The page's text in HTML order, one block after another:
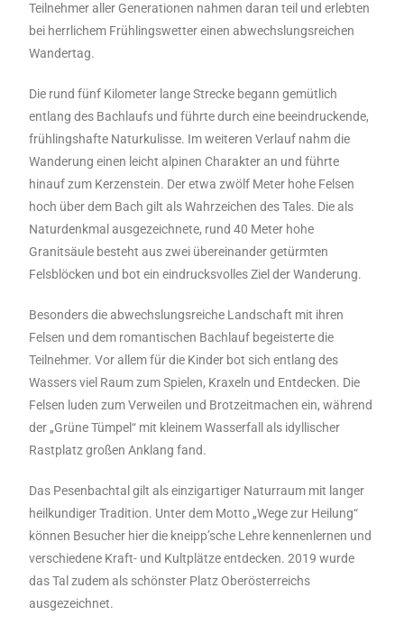
Teilnehmer aller Generationen nahmen daran teil und erlebten
bei herrlichem Frühlingswetter einen abwechslungsreichen
Wandertag.
Die rund fünf Kilometer lange Strecke begann gemütlich
entlang des Bachlaufs und führte durch eine beeindruckende,
frühlingshafte Naturkulisse. Im weiteren Verlauf nahm die
Wanderung einen leicht alpinen Charakter an und führte
hinauf zum Kerzenstein. Der etwa zwölf Meter hohe Felsen
hoch über dem Bach gilt als Wahrzeichen des Tales. Die als
Naturdenkmal ausgezeichnete, rund 40 Meter hohe
Granitsäule besteht aus zwei übereinander getürmten
Felsblöcken und bot ein eindrucksvolles Ziel der Wanderung.
Besonders die abwechslungsreiche Landschaft mit ihren
Felsen und dem romantischen Bachlauf begeisterte die
Teilnehmer. Vor allem für die Kinder bot sich entlang des
Wassers viel Raum zum Spielen, Kraxeln und Entdecken. Die
Felsen luden zum Verweilen und Brotzeitmachen ein, während
der „Grüne Tümpel“ mit kleinem Wasserfall als idyllischer
Rastplatz großen Anklang fand.
Das Pesenbachtal gilt als einzigartiger Naturraum mit langer
heilkundiger Tradition. Unter dem Motto „Wege zur Heilung“
können Besucher hier die kneipp’sche Lehre kennenlernen und
verschiedene Kraft- und Kultplätze entdecken. 2019 wurde
das Tal zudem als schönster Platz Oberösterreichs
ausgezeichnet.